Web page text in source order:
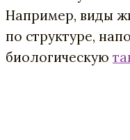
Например, виды
по структуре,
биологическую